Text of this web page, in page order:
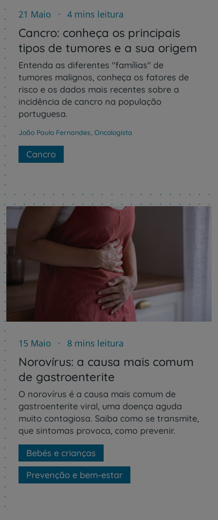
21 Maio 4 mins leitura
Cancro: conheça os principais
tipos de tumores e a sua origem
Entenda as diferentes "famílias" de
tumores malignos, conheça os fatores de
risco e os dados mais recentes sobre a
incidência de cancro na população
portuguesa.
João Paulo Fernandes, Oncologista
Cancro
15 Maio 8 mins leitura
Norovírus: a causa mais comum
de gastroenterite
O norovírus é a causa mais comum de
gastroenterite viral, uma doença aguda
muito contagiosa. Saiba como se transmite,
que sintomas provoca, como prevenir.
Bebés e crianças
Prevenção e bem-estar